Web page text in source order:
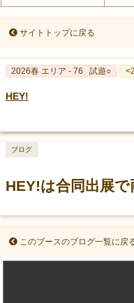
サイトトップに戻る
2026春 エリア - 76 試遊○
HEY!
HEY!は合同出展で
ブログ
このブースのブログ一覧に戻